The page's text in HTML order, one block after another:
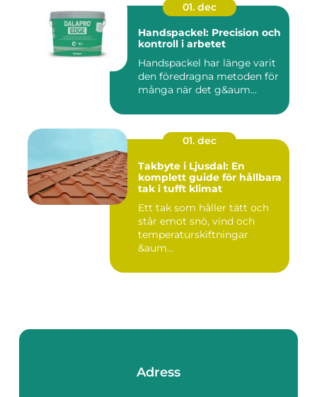
01. dec
Handspackel: Precision och
kontroll i arbetet
Handspackel har länge varit
den föredragna metoden för
många när det g&aum...
01. dec
Takbyte i Ljusdal: En
komplett guide för hållbara
tak i tufft klimat
Ett tak som håller tätt och
står emot snö, vind och
temperaturskiftningar
&aum...
Adress